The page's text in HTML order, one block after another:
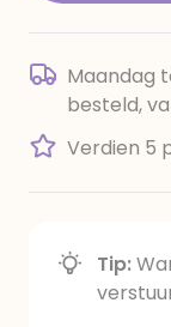
Maandag
besteld,
Verdien 5
Tip: